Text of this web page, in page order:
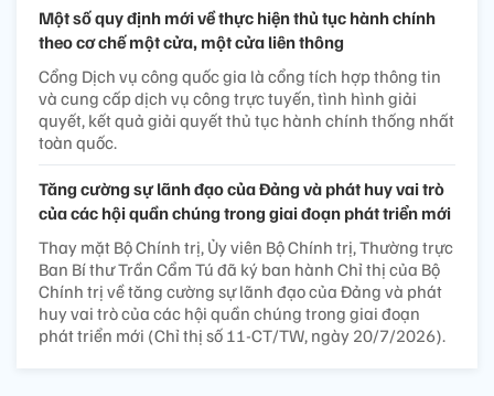
Một số quy định mới về thực hiện thủ tục hành chính
theo cơ chế một cửa, một cửa liên thông
Cổng Dịch vụ công quốc gia là cổng tích hợp thông tin
và cung cấp dịch vụ công trực tuyến, tình hình giải
quyết, kết quả giải quyết thủ tục hành chính thống nhất
toàn quốc.
Tăng cường sự lãnh đạo của Đảng và phát huy vai trò
của các hội quần chúng trong giai đoạn phát triển mới
Thay mặt Bộ Chính trị, Ủy viên Bộ Chính trị, Thường trực
Ban Bí thư Trần Cẩm Tú đã ký ban hành Chỉ thị của Bộ
Chính trị về tăng cường sự lãnh đạo của Đảng và phát
huy vai trò của các hội quần chúng trong giai đoạn
phát triển mới (Chỉ thị số 11-CT/TW, ngày 20/7/2026).